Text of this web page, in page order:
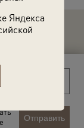
Яндекса
Отправить